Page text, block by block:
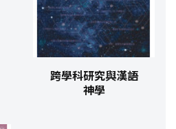
跨學科研究與漢語
神學